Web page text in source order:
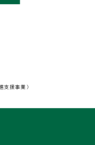
支援事業）